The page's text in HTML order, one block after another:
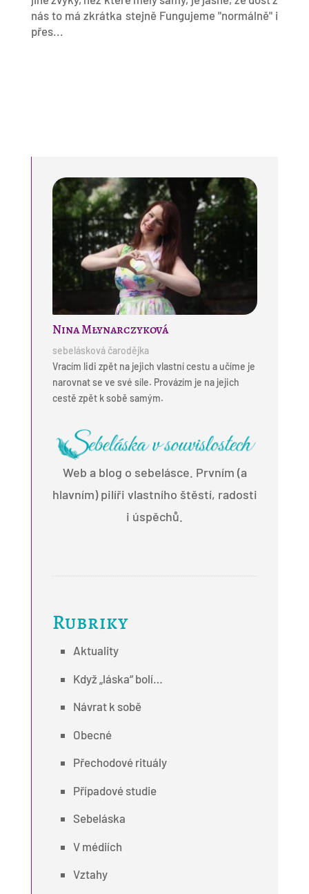
nás to má zkrátka stejně Fungujeme "normálně" i
přes...
Nina Młynarczyková
sebelásková čarodějka
Vracím lidi zpět na jejich vlastní cestu a učíme je
narovnat se ve své síle. Provázím je na jejich
cestě zpět k sobě samým.
Web a blog o sebelásce. Prvním (a
hlavním) pilíři vlastního štěstí, radosti
i úspěchů.
Rubriky
Aktuality
Když „láska“ bolí…
Návrat k sobě
Obecné
Přechodové rituály
Případové studie
Sebeláska
V médiích
Vztahy